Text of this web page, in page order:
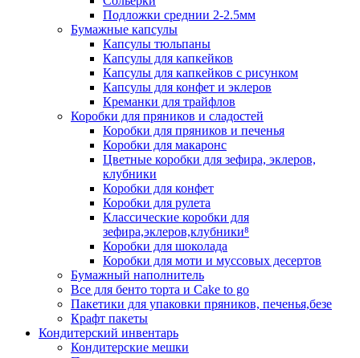
Подложки среднии 2-2.5мм
Бумажные капсулы
Капсулы тюльпаны
Капсулы для капкейков
Капсулы для капкейков с рисунком
Капсулы для конфет и эклеров
Креманки для трайфлов
Коробки для пряников и сладостей
Коробки для пряников и печенья
Коробки для макаронс
Цветные коробки для зефира, эклеров,
клубники
Коробки для конфет
Коробки для рулета
Классические коробки для
зефира,эклеров,клубники⁸
Коробки для шоколада
Коробки для моти и муссовых десертов
Бумажный наполнитель
Все для бенто торта и Cake to go
Пакетики для упаковки пряников, печенья,безе
Крафт пакеты
Кондитерский инвентарь
Кондитерские мешки